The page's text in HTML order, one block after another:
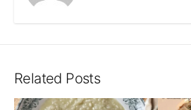
Related Posts